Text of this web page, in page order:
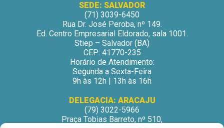
SEDE: SALVADOR
(71) 3039-6450
Rua Dr. José Peroba, nº 149.
Ed. Centro Empresarial Eldorado, sala 1001.
Stiep – Salvador (BA)
CEP: 41770-235
Horário de Atendimento:
Segunda a Sexta-Feira
9h às 12h | 13h às 16h
DELEGACIA: ARACAJU
(79) 3022-5966
Praça Tobias Barreto, nº 510,